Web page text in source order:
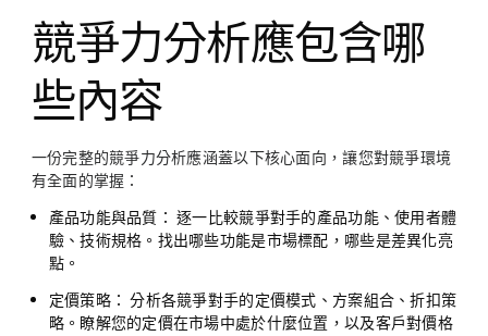
競爭力分析應包含哪
些內容
一份完整的競爭力分析應涵蓋以下核心面向，讓您對競爭環境
有全面的掌握：
產品功能與品質： 逐一比較競爭對手的產品功能、使用者體
驗、技術規格。找出哪些功能是市場標配，哪些是差異化亮
點。
定價策略： 分析各競爭對手的定價模式、方案組合、折扣策
略。瞭解您的定價在市場中處於什麼位置，以及客戶對價格